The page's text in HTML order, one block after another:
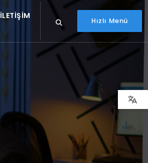
İLETIŞIM
Hızlı Menü